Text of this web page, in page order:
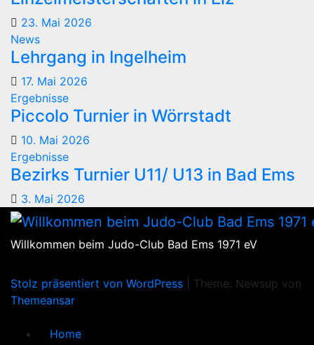
23. Mai 2026
News
Lehrgang in Ingelheim
17. Mai 2026
Ergebnisse
Piccolo Turnier in Wörrstadt
10. Mai 2026
Ergebnisse
Bezirks Turnier U11/ U13 in Bad Ems
3. Mai 2026
Willkommen beim Judo-Club Bad Ems 1971 eV
Stolz präsentiert von WordPress
Theme: Newsup von
Themeansar
Home